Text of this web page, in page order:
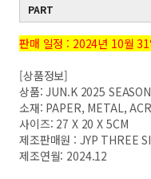
PART
판매 일정 : 2024년 10월
[상품정보]
상품: JUN.K 2025
소재: PAPER, METAL,
사이즈: 27 X 20 X 5CM
제조판매원 : JYP THREE
제조연월: 2024.12